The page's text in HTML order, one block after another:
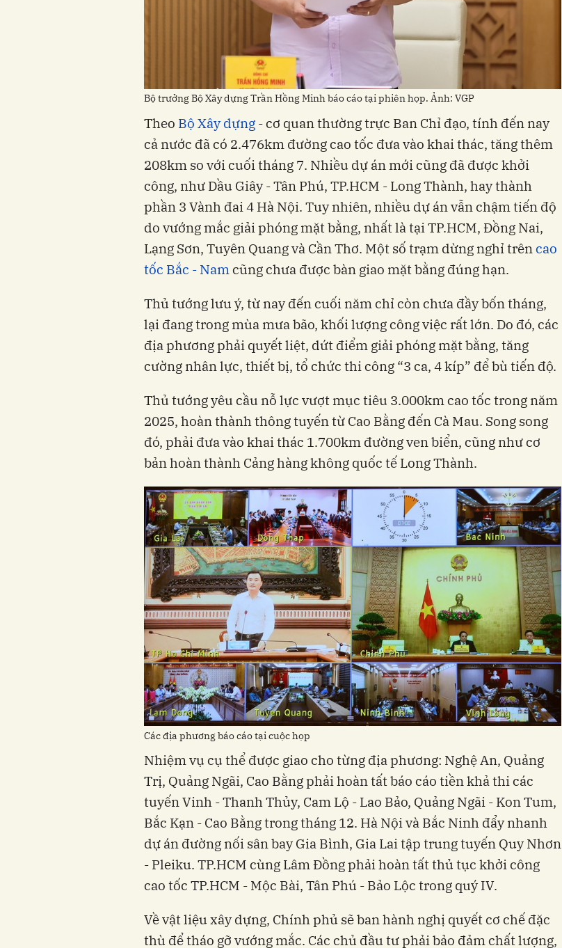
Bộ trưởng Bộ Xây dựng Trần Hồng Minh báo cáo tại phiên họp. Ảnh: VGP
Theo Bộ Xây dựng - cơ quan thường trực Ban Chỉ đạo, tính đến nay
cả nước đã có 2.476km đường cao tốc đưa vào khai thác, tăng thêm
208km so với cuối tháng 7. Nhiều dự án mới cũng đã được khởi
công, như Dầu Giây - Tân Phú, TP.HCM - Long Thành, hay thành
phần 3 Vành đai 4 Hà Nội. Tuy nhiên, nhiều dự án vẫn chậm tiến độ
do vướng mắc giải phóng mặt bằng, nhất là tại TP.HCM, Đồng Nai,
Lạng Sơn, Tuyên Quang và Cần Thơ. Một số trạm dừng nghỉ trên cao
tốc Bắc - Nam cũng chưa được bàn giao mặt bằng đúng hạn.
Thủ tướng lưu ý, từ nay đến cuối năm chỉ còn chưa đầy bốn tháng,
lại đang trong mùa mưa bão, khối lượng công việc rất lớn. Do đó, các
địa phương phải quyết liệt, dứt điểm giải phóng mặt bằng, tăng
cường nhân lực, thiết bị, tổ chức thi công “3 ca, 4 kíp” để bù tiến độ.
Thủ tướng yêu cầu nỗ lực vượt mục tiêu 3.000km cao tốc trong năm
2025, hoàn thành thông tuyến từ Cao Bằng đến Cà Mau. Song song
đó, phải đưa vào khai thác 1.700km đường ven biển, cũng như cơ
bản hoàn thành Cảng hàng không quốc tế Long Thành.
Các địa phương báo cáo tại cuộc họp
Nhiệm vụ cụ thể được giao cho từng địa phương: Nghệ An, Quảng
Trị, Quảng Ngãi, Cao Bằng phải hoàn tất báo cáo tiền khả thi các
tuyến Vinh - Thanh Thủy, Cam Lộ - Lao Bảo, Quảng Ngãi - Kon Tum,
Bắc Kạn - Cao Bằng trong tháng 12. Hà Nội và Bắc Ninh đẩy nhanh
dự án đường nối sân bay Gia Bình, Gia Lai tập trung tuyến Quy Nhơn
- Pleiku. TP.HCM cùng Lâm Đồng phải hoàn tất thủ tục khởi công
cao tốc TP.HCM - Mộc Bài, Tân Phú - Bảo Lộc trong quý IV.
Về vật liệu xây dựng, Chính phủ sẽ ban hành nghị quyết cơ chế đặc
thù để tháo gỡ vướng mắc. Các chủ đầu tư phải bảo đảm chất lượng,